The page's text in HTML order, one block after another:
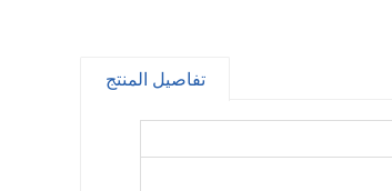
تفاصيل المنتج